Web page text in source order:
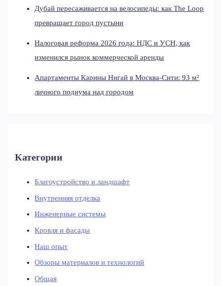
Дубай пересаживается на велосипеды: как The Loop
превращает город пустыни
Налоговая реформа 2026 года: НДС и УСН, как
изменился рынок коммерческой аренды
Апартаменты Карины Нигай в Москва-Сити: 93 м²
личного подиума над городом
Категории
Благоустройство и ландшафт
Внутренняя отделка
Инженерные системы
Кровля и фасады
Наш опыт
Обзоры материалов и технологий
Общая